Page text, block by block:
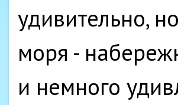
удивительно,
моря -
и немного